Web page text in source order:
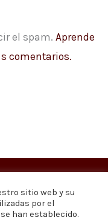
el spam. Aprende
comentarios.
20 Noticias
1.095
sitio web y su
por el
han establecido.